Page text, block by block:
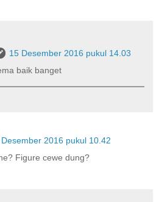
15 Desember 2016 pukul 14.03
baik banget
Desember 2016 pukul 10.42
Figure cewe dung?